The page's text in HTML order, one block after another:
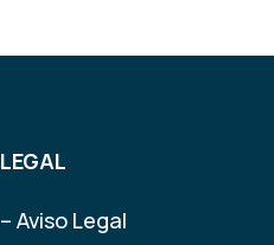
LEGAL
– Aviso Legal